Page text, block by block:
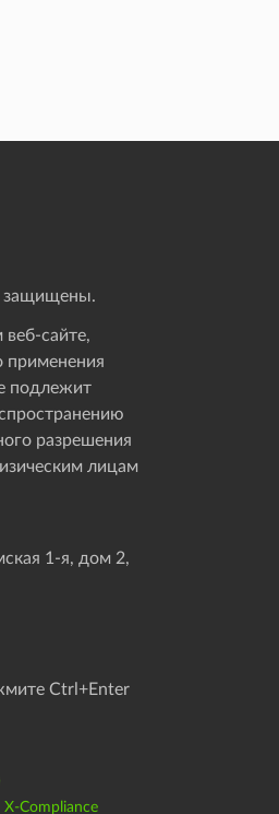
защищены.
сайте,
применения
подлежит
разрешения
лицам
1-я, дом 2,
Ctrl+Enter
Compliance